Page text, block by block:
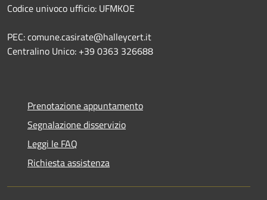
Codice univoco ufficio: UFMKOE
PEC: comune.casirate@halleycert.it
Centralino Unico: +39 0363 326688
Prenotazione appuntamento
Segnalazione disservizio
Leggi le FAQ
Richiesta assistenza